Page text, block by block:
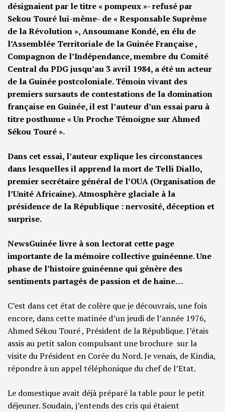
désignaient par le titre « pompeux »- refusé par
Sekou Touré lui-même- de « Responsable Suprême
de la Révolution », Ansoumane Kondé, en élu de
l’Assemblée Territoriale de la Guinée Française ,
Compagnon de l’Indépendance, membre du Comité
Central du PDG jusqu’au 3 avril 1984, a été un acteur
de la Guinée postcoloniale. Témoin vivant des
premiers sursauts de contestations de la domination
française en Guinée, il est l’auteur d’un essai paru à
titre posthume « Un Proche Témoigne sur Ahmed
Sékou Touré ».
Dans cet essai, l’auteur explique les circonstances
dans lesquelles il apprend la mort de Telli Diallo,
premier secrétaire général de l’OUA (Organisation de
l’Unité Africaine). Atmosphère glaciale à la
présidence de la République : nervosité, déception et
surprise.
NewsGuinée livre à son lectorat cette page
importante de la mémoire collective guinéenne. Une
phase de l’histoire guinéenne qui génère des
sentiments partagés de passion et de haine…
C’est dans cet état de colère que je découvrais, une fois
encore, dans cette matinée d’un jeudi de l’année 1976,
Ahmed Sékou Touré , Président de la République. J’étais
assis au petit salon compulsant une brochure sur la
visite du Président en Corée du Nord. Je venais, de Kindia,
répondre à un appel téléphonique du chef de l’Etat.
Le domestique avait déjà préparé la table pour le petit
déjeuner. Soudain, j’entends des cris qui étaient